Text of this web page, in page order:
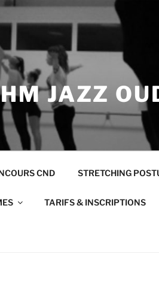
JAZZ
CND STRETCHING
TARIFS & INSCRIPTIONS